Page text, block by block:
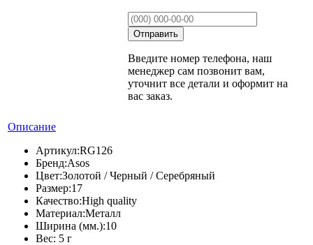
Введите номер телефона, наш
менеджер сам позвонит вам,
уточнит все детали и оформит на
вас заказ.
Описание
Артикул:RG126
Бренд:Asos
Цвет:Золотой / Черный / Серебряный
Размер:17
Качество:High quality
Материал:Металл
Ширина (мм.):10
Вес: 5 г